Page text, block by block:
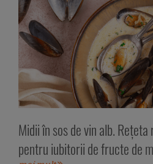
Midii în sos de vin alb.
pentru iubitorii de fructe de